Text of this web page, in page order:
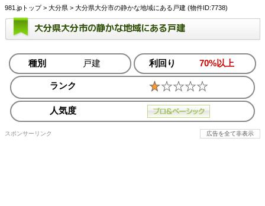
981.jpトップ> 大分県 > 大分県大分市の静かな地域にある戸建 (物件ID:7738)
大分県大分市の静かな地域にある戸建
種別 戸建 利回り 70%以上
ランク
人気度
スポンサーリンク 広告を全て非表示